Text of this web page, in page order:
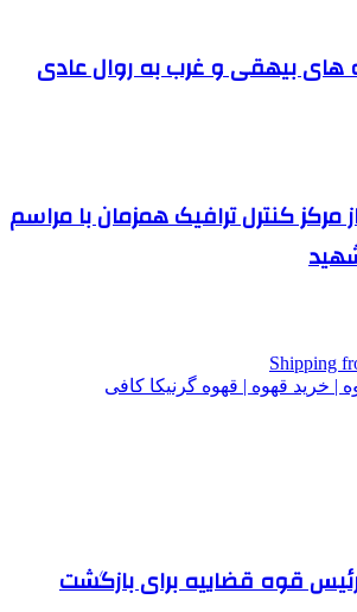
های بیهقی و غرب به روال عادی
مرکز کنترل ترافیک همزمان با مراسم
Shipping
| خرید قهوه | قهوه گرنیکا کافی
قوه قضاییه برای بازگشت